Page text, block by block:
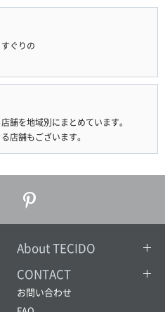
ぐりの
舗を地域別にまとめています。
店舗もございます。
About TECIDO
CONTACT
お問い合わせ